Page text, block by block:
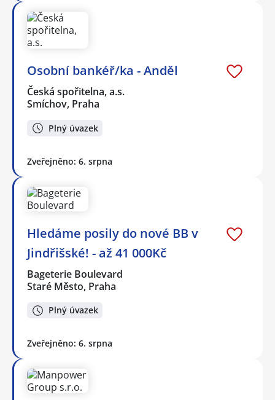
Osobní bankéř/ka - Anděl
Česká spořitelna, a.s.
Smíchov, Praha
Plný úvazek
Zveřejněno: 6. srpna
Hledáme posily do nové BB v
Jindřišské! - až 41 000Kč
Bageterie Boulevard
Staré Město, Praha
Plný úvazek
Zveřejněno: 6. srpna